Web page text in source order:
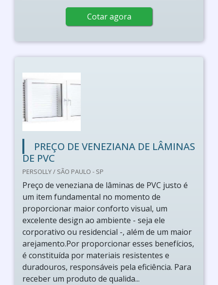
Cotar agora
PREÇO DE VENEZIANA DE LÂMINAS
DE PVC
PERSOLLY / SÃO PAULO - SP
Preço de veneziana de lâminas de PVC justo é
um item fundamental no momento de
proporcionar maior conforto visual, um
excelente design ao ambiente - seja ele
corporativo ou residencial -, além de um maior
arejamento.Por proporcionar esses benefícios,
é constituída por materiais resistentes e
duradouros, responsáveis pela eficiência. Para
receber um produto de qualida...